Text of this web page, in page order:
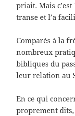
priait. Mais
transe et l’a
Comparés à la
nombreux
bibliques du
leur relation au
En ce qui
proprement